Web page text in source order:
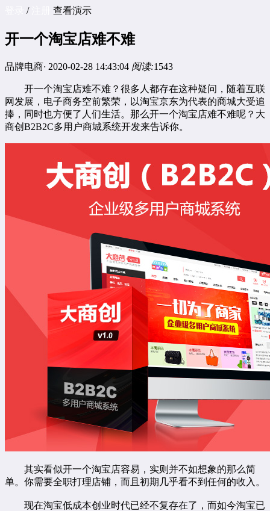
/注册 查看演示
开一个淘宝店难不难
品牌电商· 2020-02-28 14:43:04 阅读:1543
开一个淘宝店难不难？很多人都存在这种疑问，随着互联
网发展，电子商务空前繁荣，以淘宝京东为代表的商城大受追
捧，同时也方便了人们生活。那么开一个淘宝店难不难呢？大
商创B2B2C多用户商城系统开发来告诉你。
其实看似开一个淘宝店容易，实则并不如想象的那么简
单。你需要全职打理店铺，而且初期几乎看不到任何的收入。
现在淘宝低成本创业时代已经不复存在了，而如今淘宝已